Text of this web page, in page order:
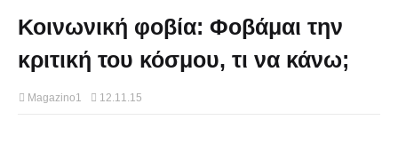
Κοινωνική φοβία: Φοβάμαι την
κριτική του κόσμου, τι να κάνω;
Magazino1 12.11.15